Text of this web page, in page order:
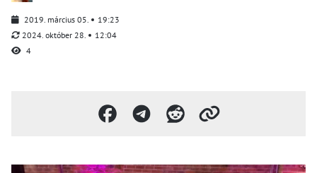
2019. március 05.
19:23
2024. október 28.
12:04
4